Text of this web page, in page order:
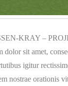
KRAY –
dolor sit amet,
igitur
nostrae orationis